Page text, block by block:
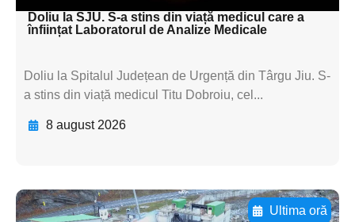
Doliu la SJU. S-a stins din viață medicul care a
înființat Laboratorul de Analize Medicale
Doliu la Spitalul Județean de Urgență din Târgu Jiu. S-
a stins din viață medicul Titu Dobroiu, cel...
8 august 2026
Ultima oră